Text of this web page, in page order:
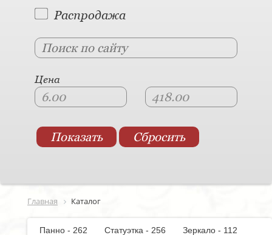
Распродажа
Цена
Главная Каталог
Панно - 262 Статуэтка - 256
Зеркало - 112